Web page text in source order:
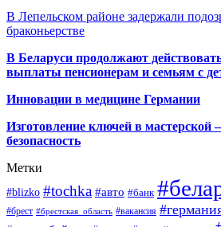
В Лепельском районе задержали
браконьерстве
В Беларуси продолжают
выплаты пенсионерам и семьям с
Инновации в медицине Германии
Изготовление ключей в мастерской
безопасность
Метки
#blizko #tochka #авто #банк
#брест #брестская_область #вакансия